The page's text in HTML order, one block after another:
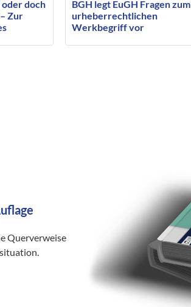
oder doch
Zur
BGH legt EuGH Fragen zum
urheberrechtlichen
Werkbegriff vor
Querverweise